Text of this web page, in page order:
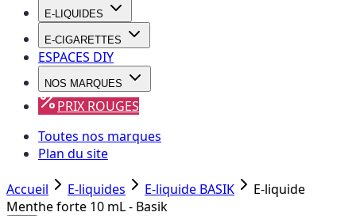
E-LIQUIDES
E-CIGARETTES
ESPACES DIY
NOS MARQUES
PRIX ROUGES
Toutes nos marques
Plan du site
Accueil E-liquides E-liquide BASIK
E-liquide
Menthe forte 10 mL - Basik